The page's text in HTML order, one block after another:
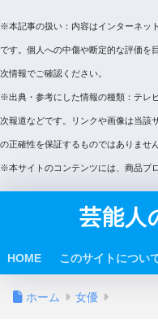
※本記事の扱い：内容はインターネッ
です。個人への中傷や断定的な評価を
次情報でご確認ください。
※出典・参考にした情報の種類：テレ
次報道などです。リンクや画像は当該
の正確性を保証するものではありません
※本サイトのコンテンツには、商品プ
芸能人
HOME このサイトについ
ホーム 女優